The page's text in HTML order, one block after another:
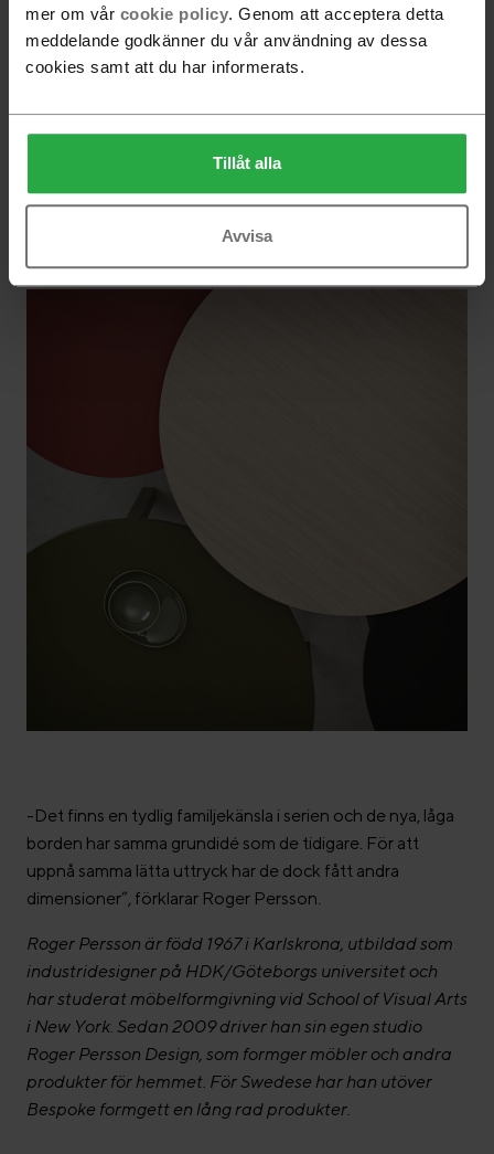
mer om vår cookie policy. Genom att acceptera detta
meddelande godkänner du vår användning av dessa
cookies samt att du har informerats.
Tillåt alla
Avvisa
-Det finns en tydlig familjekänsla i serien och de nya, låga
borden har samma grundidé som de tidigare. För att
uppnå samma lätta uttryck har de dock fått andra
dimensioner”, förklarar Roger Persson.
Roger Persson är född 1967 i Karlskrona, utbildad som
industridesigner på HDK/Göteborgs universitet och
har studerat möbelformgivning vid School of Visual Arts
i New York. Sedan 2009 driver han sin egen studio
Roger Persson Design, som formger möbler och andra
produkter för hemmet. För Swedese har han utöver
Bespoke formgett en lång rad produkter.